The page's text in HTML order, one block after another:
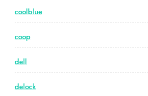
coolblue
coop
dell
delock